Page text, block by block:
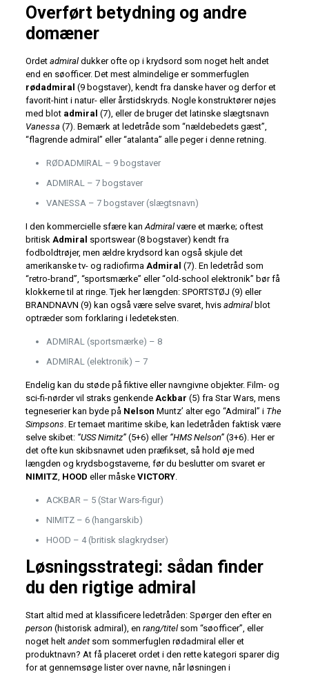
Overført betydning og andre
domæner
Ordet admiraldukker ofte op i krydsord som noget helt andet
end en søofficer. Det mest almindelige er sommerfuglen
rødadmiral (9 bogstaver), kendt fra danske haver og derfor et
favorit-hint i natur- eller årstidskryds. Nogle konstruktører nøjes
med blot admiral (7), eller de bruger det latinske slægtsnavn
Vanessa (7). Bemærk at ledetråde som “nældebedets gæst”,
“flagrende admiral” eller “atalanta” alle peger i denne retning.
RØDADMIRAL – 9 bogstaver
ADMIRAL – 7 bogstaver
VANESSA – 7 bogstaver (slægtsnavn)
I den kommercielle sfære kanAdmiralvære et mærke; oftest
britisk Admiral sportswear (8 bogstaver) kendt fra
fodboldtrøjer, men ældre krydsord kan også skjule det
amerikanske tv- og radiofirma Admiral (7). En ledetråd som
“retro-brand”, “sportsmærke” eller “old-school elektronik” bør få
klokkerne til at ringe. Tjek her længden: SPORTSTØJ (9) eller
BRANDNAVN (9) kan også være selve svaret, hvis admiralblot
optræder som forklaring i ledeteksten.
ADMIRAL (sportsmærke) – 8
ADMIRAL (elektronik) – 7
Endelig kan du støde på fiktive eller navngivne objekter. Film- og
sci-fi-nørder vil straks genkende Ackbar (5) fra Star Wars, mens
tegneserier kan byde på Nelson Muntz’ alter ego “Admiral” i The
Simpsons. Er temaet maritime skibe, kan ledetråden faktisk være
selve skibet: “USS Nimitz”(5+6) eller “HMS Nelson”(3+6). Her er
det ofte kun skibsnavnet uden præfikset, så hold øje med
længden og krydsbogstaverne, før du beslutter om svaret er
NIMITZ, HOOD eller måske VICTORY.
ACKBAR – 5 (Star Wars-figur)
NIMITZ – 6 (hangarskib)
HOOD – 4 (britisk slagkrydser)
Løsningsstrategi: sådan finder
du den rigtige admiral
Start altid med at klassificere ledetråden: Spørger den efter en
person(historisk admiral), en rang/titelsom “søofficer”, eller
noget helt andetsom sommerfuglen rødadmiral eller et
produktnavn? At få placeret ordet i den rette kategori sparer dig
for at gennemsøge lister over navne, når løsningen i